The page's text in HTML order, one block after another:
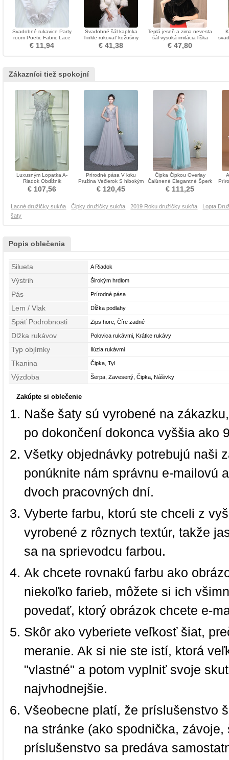
Svadobné rukavice Party
room Poetic Fabric Lace
Použitie
€ 11,94
Svadobné šál kaplnka
Tinkle rukoväť kožušiny
Noble
€ 41,38
Teplá jeseň a zima nevesta
šál vysoká imitácia líška
kožušiny šál
€ 47,80
Zákazníci tiež spokojní
Luxusným Lopatka A-
Riadok Obdĺžnik
Navliekanie korálok Družičky
šaty
€ 107,56
Prírodné pása V krku
Pružina Večierok S hlbokým
výstrihom Družičky šaty
€ 120,45
Čipka Čipkou Overlay
Čalúnené Elegantné Šperk
A linka Družičky šaty
€ 111,25
Lacné družičky sukňa Čipky družičky sukňa 2019 Roku družičky sukňa
Lopta
šaty
Popis oblečenia
Silueta A Riadok
Výstrih Širokým hrdlom
Pás Prírodné pása
Lem / Vlak Dĺžka podlahy
Späť Podrobnosti Zips hore, Číre zadné
Dlžka rukávov Polovica rukávmi, Krátke rukávy
Typ objímky Ilúzia rukávmi
Tkanina Čipka, Tyl
Výzdoba Šerpa, Zavesený, Čipka, Nášivky
Zakúpte si oblečenie
Naše šaty sú vyrobené na
po dokončení dokonca vyššia ako
Všetky objednávky potrebujú naši
ponúknite nám správnu e-mailovú
dvoch pracovných dní.
Vyberte farbu, ktorú ste chceli z
vyrobené z rôznych textúr, takže
sa na sprievodcu farbou.
Ak chcete rovnakú farbu ako
niekoľko farieb, môžete si ich
povedať, ktorý obrázok chcete e-
Skôr ako vyberiete veľkosť šiat,
meranie. Ak si nie ste istí, ktorá
"vlastné" a potom vyplniť svoje
najvhodnejšie.
Všeobecne platí, že príslušenstvo
na stránke (ako spodnička,
príslušenstvo sa predáva